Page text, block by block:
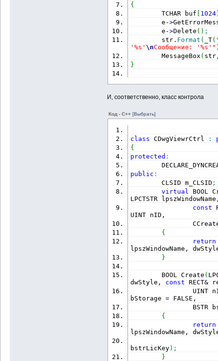
{
TCHAR buf [ 1024
e ->
e ->Delete ( ) ;
str. Format ( _T(
'%s'\nСообщение: '%s'"
MessageBox (
}
И, соответственно, класс контрола
Код - C++ [Выбрать]
class CDwgViewrCtrl :
{
protected :
public :
CLSID m_CLSID ;
virtual
BOOL
LPCTSTR
const
UINT nID,
{
return
lpszWindowName,
}
BOOL Create (
dwStyle, const RECT&
UINT nID,
bStorage = FALSE,
BSTR
{
return
lpszWindowName,
bstrLicKey) ;
}